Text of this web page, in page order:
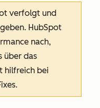
verfolgt und
HubSpot
nach,
über das
hilfreich bei